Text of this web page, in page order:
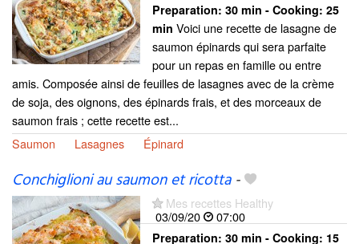
Preparation: 30 min - Cooking: 25
min Voici une recette de lasagne de
saumon épinards qui sera parfaite
pour un repas en famille ou entre
amis. Composée ainsi de feuilles de lasagnes avec de la crème
de soja, des oignons, des épinards frais, et des morceaux de
saumon frais ; cette recette est...
Saumon
Lasagnes Épinard
Conchiglioni au saumon et ricotta-
Mes recettes Healthy
03/09/20
07:00
Preparation: 30 min - Cooking: 15